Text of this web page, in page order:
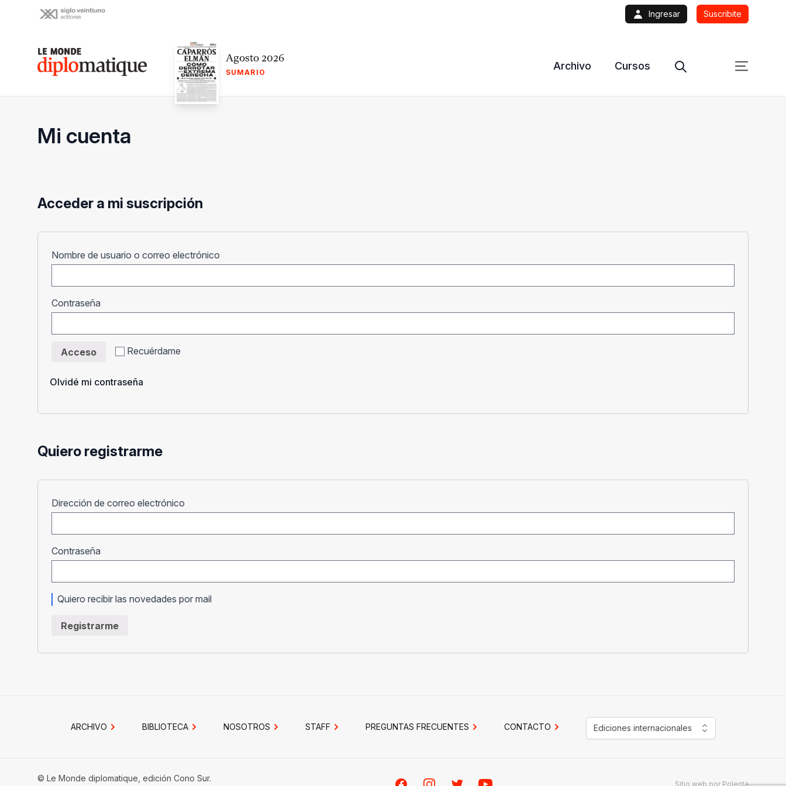
Ingresar Suscribite
Le monde diplomatique Agosto 2026
SUMARIO
Archivo Cursos
Mi cuenta
Acceder a mi suscripción
Nombre de usuario o correo electrónico
Contraseña
Recuérdame
Acceso
Olvidé mi contraseña
Quiero registrarme
Dirección de correo electrónico
Contraseña
Quiero recibir las novedades por mail
Registrarme
ARCHIVO BIBLIOTECA NOSOTROS STAFF PREGUNTAS FRECUENTES CONTACTO Ediciones internacionales
© Le Monde diplomatique, edición Cono Sur.
Sitio web por Polenta